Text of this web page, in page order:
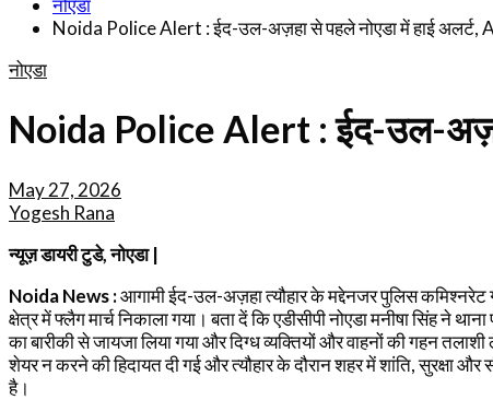
नोएडा
Noida Police Alert : ईद-उल-अज़हा से पहले नोएडा में हाई अलर्ट,
नोएडा
Noida Police Alert : ईद-उल-अज़हा
May 27, 2026
Yogesh Rana
न्यूज़ डायरी टुडे, नोएडा |
Noida News :आगामी ईद-उल-अज़हा त्यौहार के मद्देनजर पुलिस कमिश्नरेट
क्षेत्र में फ्लैग मार्च निकाला गया। बता दें कि एडीसीपी नोएडा मनीषा सिंह ने
का बारीकी से जायजा लिया गया और दिग्ध व्यक्तियों और वाहनों की गहन
शेयर न करने की हिदायत दी गई और त्यौहार के दौरान शहर में शांति, सुरक्षा
है।